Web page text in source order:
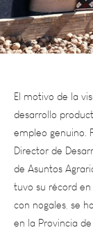
El motivo de la
desarrollo
empleo
Director de
de Asuntos
tuvo su récord
con nogales,
en la Provincia